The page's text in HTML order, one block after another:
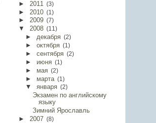
► 2011 (3)
► 2010 (1 )
► 2009 ( 7)
▼ 2008 (11 )
► декабря (2)
► октября (1 )
► сентября (2)
► июня (1 )
► мая (2)
► марта (1 )
▼ января (2)
Экзамен по английскому
языку
Зимний Ярославль
►
2007 (8)